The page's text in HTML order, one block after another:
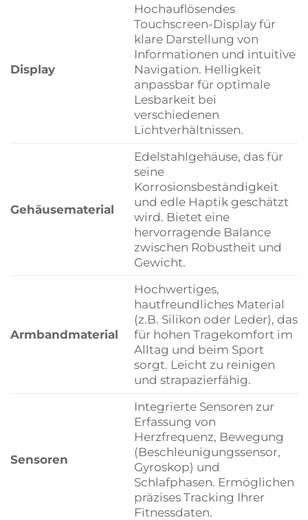
Display
Hochauflösendes
Touchscreen-Display für
klare Darstellung von
Informationen und intuitive
Navigation. Helligkeit
anpassbar für optimale
Lesbarkeit bei
verschiedenen
Lichtverhältnissen.
Gehäusematerial
Edelstahlgehäuse, das für
seine
Korrosionsbeständigkeit
und edle Haptik geschätzt
wird. Bietet eine
hervorragende Balance
zwischen Robustheit und
Gewicht.
Armbandmaterial
Hochwertiges,
hautfreundliches Material
(z.B. Silikon oder Leder), das
für hohen Tragekomfort im
Alltag und beim Sport
sorgt. Leicht zu reinigen
und strapazierfähig.
Sensoren
Integrierte Sensoren zur
Erfassung von
Herzfrequenz, Bewegung
(Beschleunigungssensor,
Gyroskop) und
Schlafphasen. Ermöglichen
präzises Tracking Ihrer
Fitnessdaten.